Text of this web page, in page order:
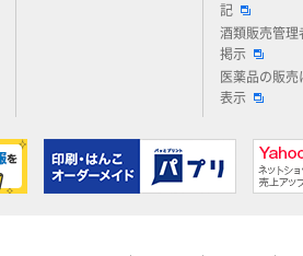
記
酒類販売管理
掲示
医薬品の販売
表示